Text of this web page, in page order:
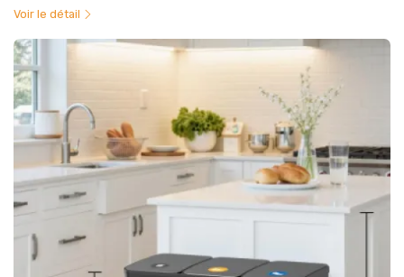
Voir le détail